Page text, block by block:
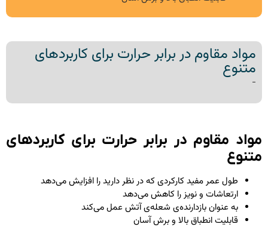
مواد مقاوم در برابر حرارت برای کاربردهای
متنوع
مقاوم در برابر حرارت برای کاربردهای
طول عمر مفید کارکردی که در نظر دارید را افزایش می‌دهد
ارتعاشات و نویز را کاهش می‌دهد
به عنوان بازدارنده‌ی شعله‌ی آتش عمل می‌کند
قابلیت انطباق بالا و برش آسان